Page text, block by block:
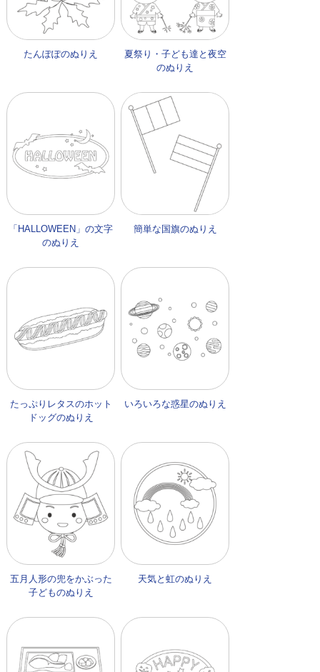
たんぽぽのぬりえ
夏祭り・子ども達と夜空
のぬりえ
「HALLOWEEN」の文字
のぬりえ
簡単な国旗のぬりえ
たっぷりレタスのホット
ドッグのぬりえ
いろいろな惑星のぬりえ
五月人形の兜をかぶった
子どものぬりえ
天気と虹のぬりえ